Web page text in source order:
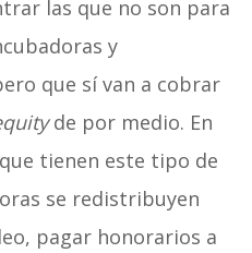
las que no son para
y
que sí van a cobrar
de por medio. En
tienen este tipo de
se redistribuyen
pagar honorarios a